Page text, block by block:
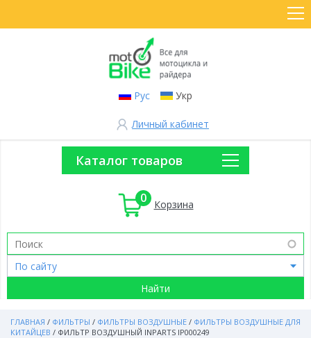
Рус Укр
Личный кабинет
Каталог товаров
0 Корзина
ГЛАВНАЯ / ФИЛЬТРЫ / ФИЛЬТРЫ ВОЗДУШНЫЕ / ФИЛЬТРЫ ВОЗДУШНЫЕ ДЛЯ
КИТАЙЦЕВ / ФИЛЬТР ВОЗДУШНЫЙ INPARTS IP000249